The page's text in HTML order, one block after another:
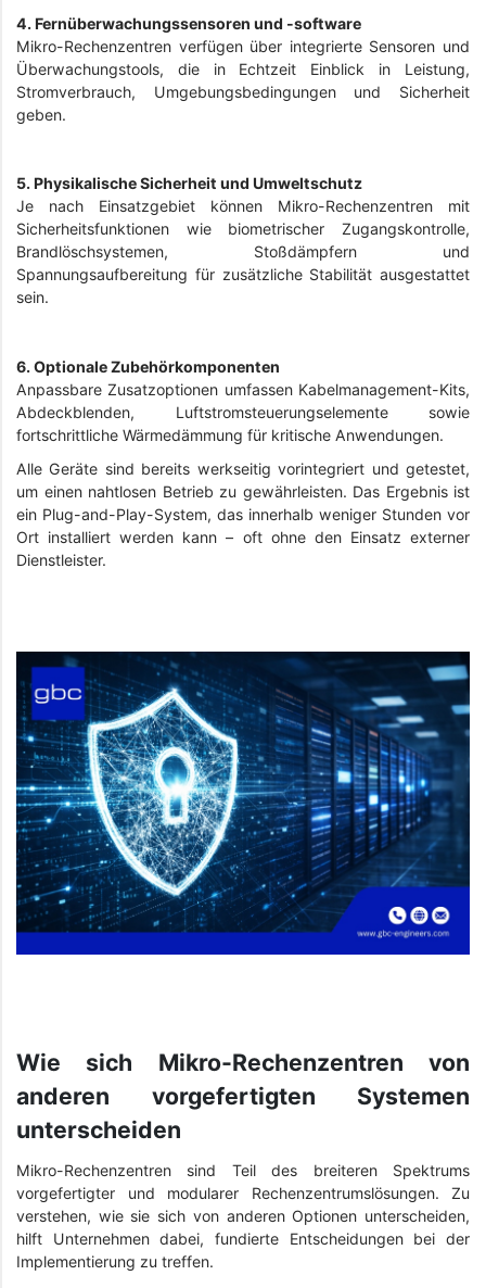
4. Fernüberwachungssensoren und -software
Mikro-Rechenzentren verfügen über integrierte Sensoren und
Überwachungstools, die in Echtzeit Einblick in Leistung,
Stromverbrauch, Umgebungsbedingungen und Sicherheit
geben.
5. Physikalische Sicherheit und Umweltschutz
Je nach Einsatzgebiet können Mikro-Rechenzentren mit
Sicherheitsfunktionen wie biometrischer Zugangskontrolle,
Brandlöschsystemen, Stoßdämpfern und
Spannungsaufbereitung für zusätzliche Stabilität ausgestattet
sein.
6. Optionale Zubehörkomponenten
Anpassbare Zusatzoptionen umfassen Kabelmanagement-Kits,
Abdeckblenden, Luftstromsteuerungselemente sowie
fortschrittliche Wärmedämmung für kritische Anwendungen.
Alle Geräte sind bereits werkseitig vorintegriert und getestet,
um einen nahtlosen Betrieb zu gewährleisten. Das Ergebnis ist
ein Plug-and-Play-System, das innerhalb weniger Stunden vor
Ort installiert werden kann – oft ohne den Einsatz externer
Dienstleister.
Wie sich Mikro-Rechenzentren von
anderen vorgefertigten Systemen
unterscheiden
Mikro-Rechenzentren sind Teil des breiteren Spektrums
vorgefertigter und modularer Rechenzentrumslösungen. Zu
verstehen, wie sie sich von anderen Optionen unterscheiden,
hilft Unternehmen dabei, fundierte Entscheidungen bei der
Implementierung zu treffen.